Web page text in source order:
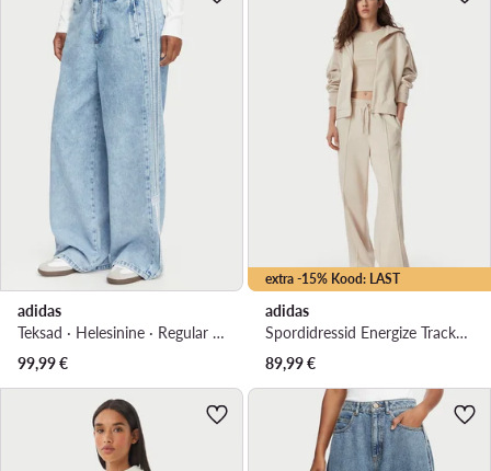
adidas
Teksad · Helesinine · Regular Fit
99,99€
extra -15% Kood: LAST
adidas
Spordidressid Energize Tracksuit KB8172 Kreemjas Regular Fit
89,99€